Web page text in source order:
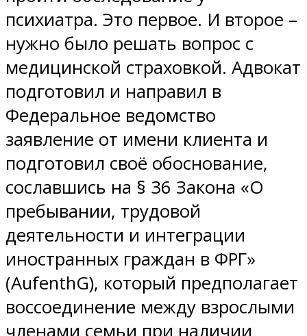
психиатра. Это первое. И второе –
нужно было решать вопрос с
медицинской страховкой. Адвокат
подготовил и направил в
Федеральное ведомство
заявление от имени клиента и
подготовил своё обоснование,
сославшись на § 36 Закона «О
пребывании, трудовой
деятельности и интеграции
иностранных граждан в ФРГ»
(AufenthG), который предполагает
воссоединение между взрослыми
членами семьи при наличии